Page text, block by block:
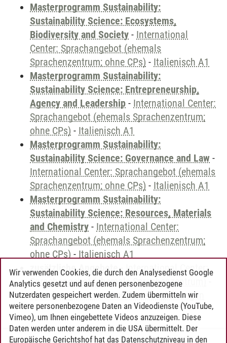
Masterprogramm Sustainability:
Sustainability Science: Ecosystems,
Biodiversity and Society - International
Center: Sprachangebot (ehemals
Sprachenzentrum; ohne CPs) - Italienisch A1
Masterprogramm Sustainability:
Sustainability Science: Entrepreneurship,
Agency and Leadership - International Center:
Sprachangebot (ehemals Sprachenzentrum;
ohne CPs) - Italienisch A1
Masterprogramm Sustainability:
Sustainability Science: Governance and Law -
International Center: Sprachangebot (ehemals
Sprachenzentrum; ohne CPs) - Italienisch A1
Masterprogramm Sustainability:
Sustainability Science: Resources, Materials
and Chemistry - International Center:
Sprachangebot (ehemals Sprachenzentrum;
ohne CPs) - Italienisch A1
zusätzliche Angebote- International Center:
Sprachangebot (ehemals Sprachenzentrum)
Sprachangebot und Sonderveranstaltungen
Wir verwenden Cookies, die durch den Analysedienst Google
Analytics gesetzt und auf denen personenbezogene
Nutzerdaten gespeichert werden. Zudem übermitteln wir
weitere personenbezogene Daten an Videodienste (YouTube,
Vimeo), um Ihnen eingebettete Videos anzuzeigen. Diese
Daten werden unter anderem in die USA übermittelt. Der
Europäische Gerichtshof hat das Datenschutzniveau in den